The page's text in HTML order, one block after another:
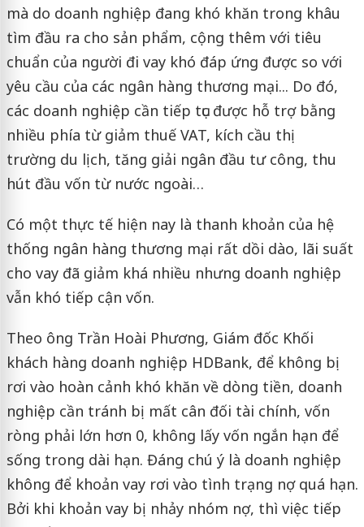
mà do doanh nghiệp đang khó khăn trong khâu
tìm đầu ra cho sản phẩm, cộng thêm với tiêu
chuẩn của người đi vay khó đáp ứng được so với
yêu cầu của các ngân hàng thương mại... Do đó,
các doanh nghiệp cần tiếp tục được hỗ trợ bằng
nhiều phía từ giảm thuế VAT, kích cầu thị
trường du lịch, tăng giải ngân đầu tư công, thu
hút đầu vốn từ nước ngoài…
Có một thực tế hiện nay là thanh khoản của hệ
thống ngân hàng thương mại rất dồi dào, lãi suất
cho vay đã giảm khá nhiều nhưng doanh nghiệp
vẫn khó tiếp cận vốn.
Theo ông Trần Hoài Phương, Giám đốc Khối
khách hàng doanh nghiệp HDBank, để không bị
rơi vào hoàn cảnh khó khăn về dòng tiền, doanh
nghiệp cần tránh bị mất cân đối tài chính, vốn
ròng phải lớn hơn 0, không lấy vốn ngắn hạn để
sống trong dài hạn. Đáng chú ý là doanh nghiệp
không để khoản vay rơi vào tình trạng nợ quá hạn.
Bởi khi khoản vay bị nhảy nhóm nợ, thì việc tiếp